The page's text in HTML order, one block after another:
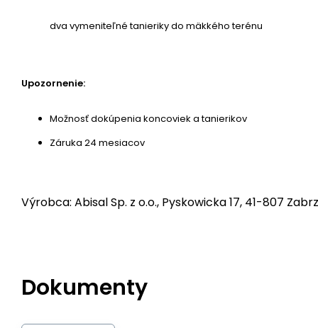
dva vymeniteľné tanieriky do mäkkého terénu
Upozornenie:
Možnosť dokúpenia koncoviek a tanierikov
Záruka 24 mesiacov
Výrobca: Abisal Sp. z o.o., Pyskowicka 17, 41-807
Dokumenty